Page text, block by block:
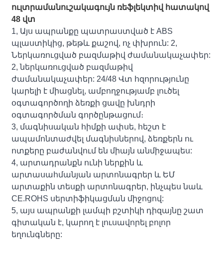
ուլտրամանուշակագույն ռեֆլեկտիվ հատակով
48 վտ
1, Այս ապրանքը պատրաստված է ABS
պլաստիկից, թեթև քաշով, ոչ փխրուն: 2,
Ներկառուցված բազմաթիվ ժամանակաչափեր:
2, ներկառուցված բազմաթիվ
ժամանակաչափեր: 24/48 Վտ հզորությունը
կարելի է միացնել, ամբողջությամբ լուծել
օգտագործողի ձեռքի ցավը խնդրի
օգտագործման գործընթացում։
3, մագնիսական հիմքի ափսե, հեշտ է
ապամոնտաժվել մագնիսներով, ձեռքերն ու
ոտքերը բաժանվում են միայն անմիջապես:
4, արտադրանքն ունի ներքին և
արտասահմանյան արտոնագրեր և ԵՄ
արտաքին տեսքի արտոնագրեր, ինչպես նաև
CE.ROHS սերտիֆիկացման միջոցով:
5, այս ապրանքի լամպի բշտիկի դիզայնը շատ
գիտական ​​է, կարող է լուսավորել բոլոր
եղունգները: